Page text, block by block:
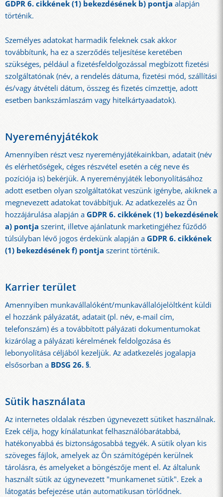
GDPR 6. cikkének (1) bekezdésének b) pontja alapján
történik.
Személyes adatokat harmadik feleknek csak akkor
továbbítunk, ha ez a szerződés teljesítése keretében
szükséges, például a fizetésfeldolgozással megbízott fizetési
szolgáltatónak (név, a rendelés dátuma, fizetési mód, szállítási
és/vagy átvételi dátum, összeg és fizetés címzettje, adott
esetben bankszámlaszám vagy hitelkártyaadatok).
Nyereményjátékok
Amennyiben részt vesz nyereményjátékainkban, adatait (név
és elérhetőségek, céges részvétel esetén a cég neve és
pozíciója is) bekérjük. A nyereményjáték lebonyolításához
adott esetben olyan szolgáltatókat veszünk igénybe, akiknek a
megnevezett adatokat továbbítjuk. Az adatkezelés az Ön
hozzájárulása alapján aGDPR 6. cikkének (1) bekezdésének
a) pontja szerint, illetve ajánlatunk marketingjéhez fűződő
túlsúlyban lévő jogos érdekünk alapján aGDPR 6. cikkének
(1) bekezdésének f) pontja szerint történik.
Karrier terület
Amennyiben munkavállalóként/munkavállalójelöltként küldi
el hozzánk pályázatát, adatait (pl. név, e-mail cím,
telefonszám) és a továbbított pályázati dokumentumokat
kizárólag a pályázati kérelmének feldolgozása és
lebonyolítása céljából kezeljük. Az adatkezelés jogalapja
elsősorban a BDSG 26. §.
Sütik használata
Az internetes oldalak részben úgynevezett sütiket használnak.
Ezek célja, hogy kínálatunkat felhasználóbarátabbá,
hatékonyabbá és biztonságosabbá tegyék. A sütik olyan kis
szöveges fájlok, amelyek az Ön számítógépén kerülnek
tárolásra, és amelyeket a böngészője ment el. Az általunk
használt sütik az úgynevezett "munkamenet sütik". Ezek a
látogatás befejezése után automatikusan törlődnek.